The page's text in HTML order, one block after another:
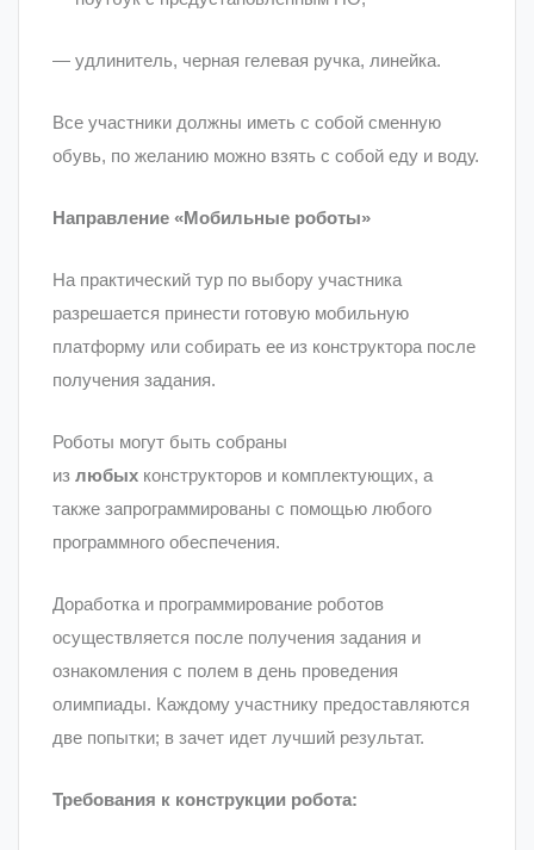
— удлинитель, черная гелевая ручка, линейка.
Все участники должны иметь с собой сменную
обувь, по желанию можно взять с собой еду и воду.
Направление «Мобильные роботы»
На практический тур по выбору участника
разрешается принести готовую мобильную
платформу или собирать ее из конструктора после
получения задания.
Роботы могут быть собраны
из любых конструкторов и комплектующих, а
также запрограммированы с помощью любого
программного обеспечения.
Доработка и программирование роботов
осуществляется после получения задания и
ознакомления с полем в день проведения
олимпиады. Каждому участнику предоставляются
две попытки; в зачет идет лучший результат.
Требования к конструкции робота: